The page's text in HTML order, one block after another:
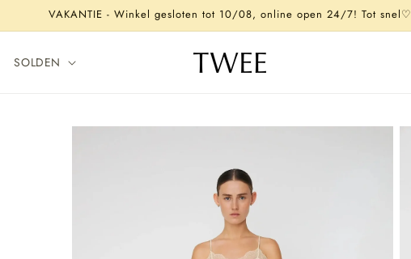
VAKANTIE - Winkel gesloten tot 10/08, online open 24/7! Tot snel♡
SOLDEN